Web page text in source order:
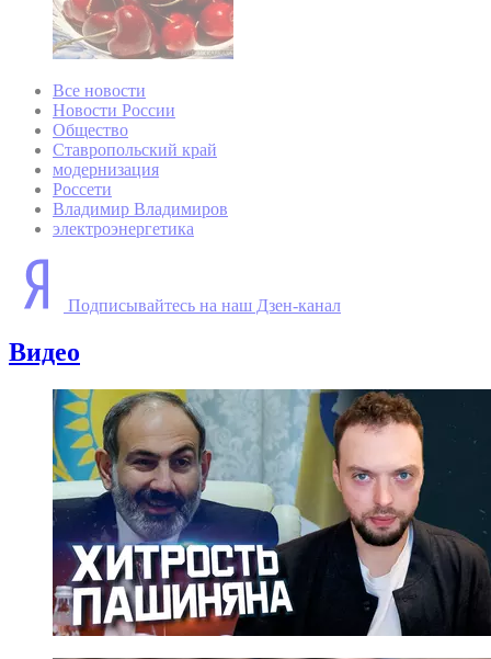
Все новости
Новости России
Общество
Ставропольский край
модернизация
Россети
Владимир Владимиров
электроэнергетика
Подписывайтесь на наш Дзен-канал
Видео